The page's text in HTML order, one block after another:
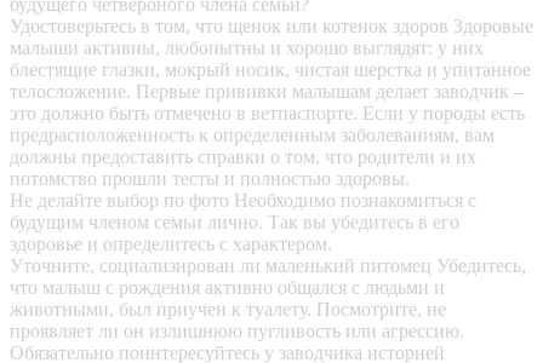
будущего четвероного члена семьи?
Удостоверьтесь в том, что щенок или котенок здоров Здоровые
малыши активны, любопытны и хорошо выглядят: у них
блестящие глазки, мокрый носик, чистая шерстка и упитанное
телосложение. Первые прививки малышам делает заводчик –
это должно быть отмечено в ветпаспорте. Если у породы есть
предрасположенность к определенным заболеваниям, вам
должны предоставить справки о том, что родители и их
потомство прошли тесты и полностью здоровы.
Не делайте выбор по фото Необходимо познакомиться с
будущим членом семьи лично. Так вы убедитесь в его
здоровье и определитесь с характером.
Уточните, социализирован ли маленький питомец Убедитесь,
что малыш с рождения активно общался с людьми и
животными, был приучен к туалету. Посмотрите, не
проявляет ли он излишнюю пугливость или агрессию.
Обязательно поинтересуйтесь у заводчика историей